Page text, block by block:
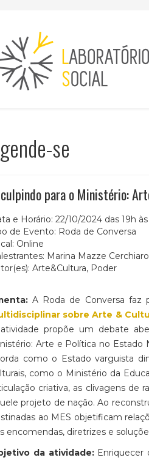
se
para o Ministério:
e Horário: 22/10/2024 das 19h
de Evento: Roda de Conversa
Online
Marina Mazze
Arte&Cultura, Poder
A Roda de Conversa faz
sobre Arte &
propõe um debate
Arte e Política no Estado
como o Estado varguista
como o Ministério da
criativa, as clivagens de
projeto de nação. Ao
ao MES objetificam
encomendas, diretrizes e
da atividade: